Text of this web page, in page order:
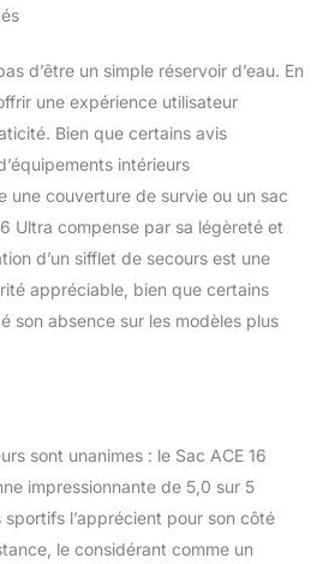
d’être un simple réservoir d’eau. En
une expérience utilisateur
Bien que certains avis
intérieurs
une couverture de survie ou un sac
Ultra compense par sa légèreté et
d’un sifflet de secours est une
appréciable, bien que certains
son absence sur les modèles plus
sont unanimes : le Sac ACE 16
impressionnante de 5,0 sur 5
l’apprécient pour son côté
le considérant comme un